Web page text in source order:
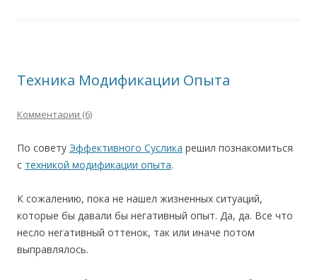
Техника Модификации Опыта
Комментарии (6)
По совету Эффективного Суслика решил познакомиться
с техникой модификации опыта.
К сожалению, пока не нашел жизненных ситуаций,
которые бы давали бы негативный опыт. Да, да. Все что
несло негативный оттенок, так или иначе потом
выправлялось.